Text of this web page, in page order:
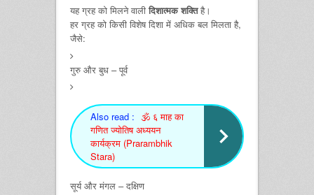
यह ग्रह को मिलने वाली दिशात्मक शक्तिहै।
हर ग्रह को किसी विशेष दिशा में अधिक बल मिलता है,
जैसे:
गुरु और बुध – पूर्व
Also read : 🕉️ ६ माह का
गणित ज्योतिष अध्ययन
कार्यक्रम (Prarambhik
Stara)
सूर्य और मंगल – दक्षिण